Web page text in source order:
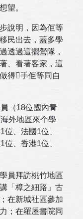
望。
說明，因為佢等
民出去，蓋多學
透過這擺營隊，
、看著客家，這
得𢯭手佢等同自
（18位國內青
外地區來个學
、法國1位、
、香港1位、
員拜訪桃竹地區
「樟之細路」古
在新城社區參加
；在羅屋書院同